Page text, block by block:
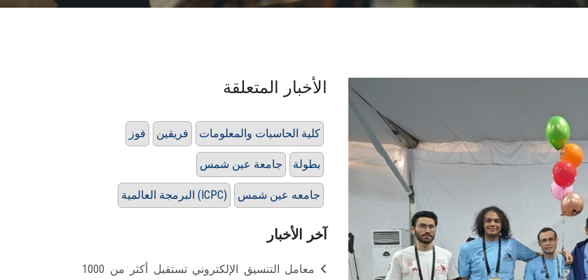
الأخبار المتعلقة
فوز فريقين كلية الحاسبات والمعلومات
جامعة عين شمس بطولة
البرمجة العالمية (ICPC) جامعه عين شمس
آخر الأخبار
معامل التنسيق الإلكتروني تستقبل أكثر من 1000